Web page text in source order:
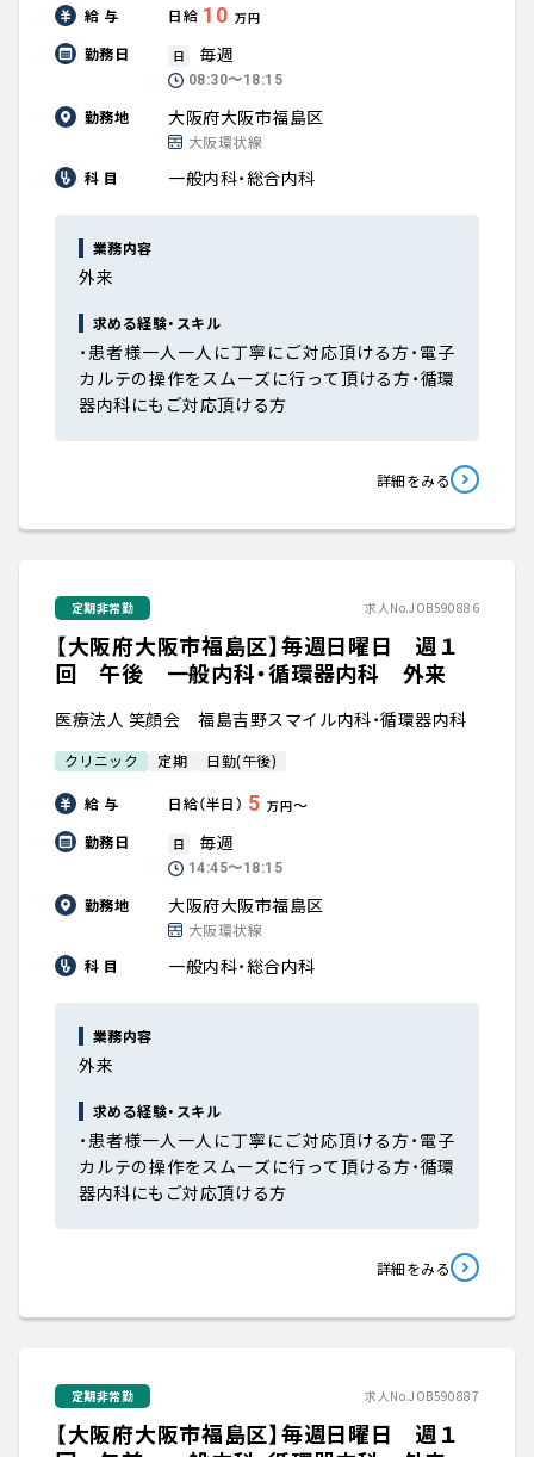
給 与 日給 10 万円
勤務日 日 毎週
08:30〜18:15
勤務地 大阪府大阪市福島区
大阪環状線
科 目
一般内科・総合内科
業務内容
外来
求める経験・スキル
・患者様一人一人に丁寧にご対応頂ける方・電子
カルテの操作をスムーズに行って頂ける方・循環
器内科にもご対応頂ける方
詳細をみる
定期非常勤 求人No.JOB590886
【大阪府大阪市福島区】毎週日曜日 週１
回 午後 一般内科・循環器内科 外来
医療法人 笑顔会 福島吉野スマイル内科・循環器内科
クリニック 定期 日勤(午後)
給 与 日給（半日） 5 万円〜
勤務日
日 毎週
14:45〜18:15
勤務地 大阪府大阪市福島区
大阪環状線
科 目
一般内科・総合内科
業務内容
外来
求める経験・スキル
・患者様一人一人に丁寧にご対応頂ける方・電子
カルテの操作をスムーズに行って頂ける方・循環
器内科にもご対応頂ける方
詳細をみる
定期非常勤 求人No.JOB590887
【大阪府大阪市福島区】毎週日曜日 週１